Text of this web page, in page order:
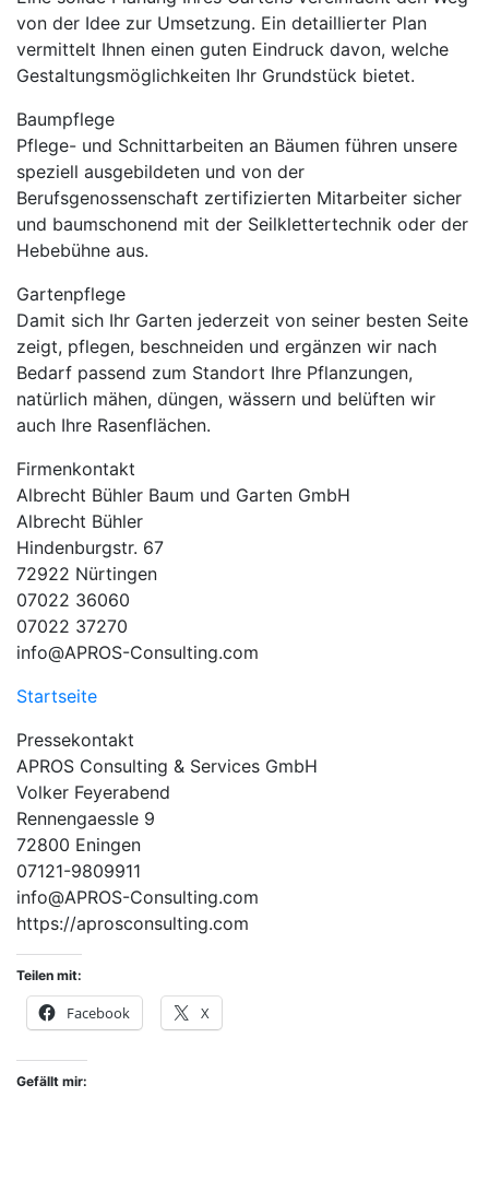
von der Idee zur Umsetzung. Ein detaillierter Plan
vermittelt Ihnen einen guten Eindruck davon, welche
Gestaltungsmöglichkeiten Ihr Grundstück bietet.
Baumpflege
Pflege- und Schnittarbeiten an Bäumen führen unsere
speziell ausgebildeten und von der
Berufsgenossenschaft zertifizierten Mitarbeiter sicher
und baumschonend mit der Seilklettertechnik oder der
Hebebühne aus.
Gartenpflege
Damit sich Ihr Garten jederzeit von seiner besten Seite
zeigt, pflegen, beschneiden und ergänzen wir nach
Bedarf passend zum Standort Ihre Pflanzungen,
natürlich mähen, düngen, wässern und belüften wir
auch Ihre Rasenflächen.
Firmenkontakt
Albrecht Bühler Baum und Garten GmbH
Albrecht Bühler
Hindenburgstr. 67
72922 Nürtingen
07022 36060
07022 37270
info@APROS-Consulting.com
Startseite
Pressekontakt
APROS Consulting & Services GmbH
Volker Feyerabend
Rennengaessle 9
72800 Eningen
07121-9809911
info@APROS-Consulting.com
https://aprosconsulting.com
Teilen mit:
Facebook X
Gefällt mir: